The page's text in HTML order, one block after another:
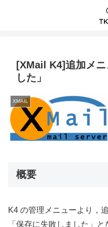
[XMail K4]追加メニ
した」
XMAIL
概要
K4 の管理メニューより，
「保存に失敗しました」と